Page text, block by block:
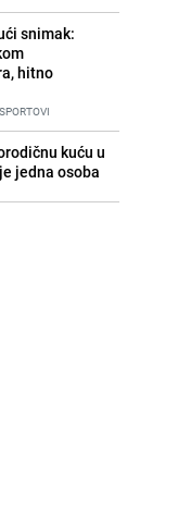
snimak:
hitno
kuću u
jedna osoba